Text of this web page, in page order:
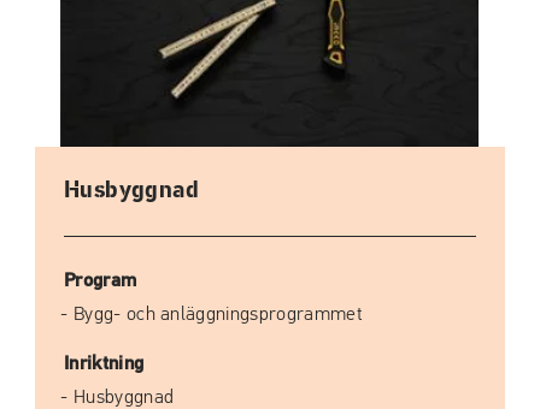
Husbyggnad
Program
Bygg- och anläggningsprogrammet
Inriktning
Husbyggnad